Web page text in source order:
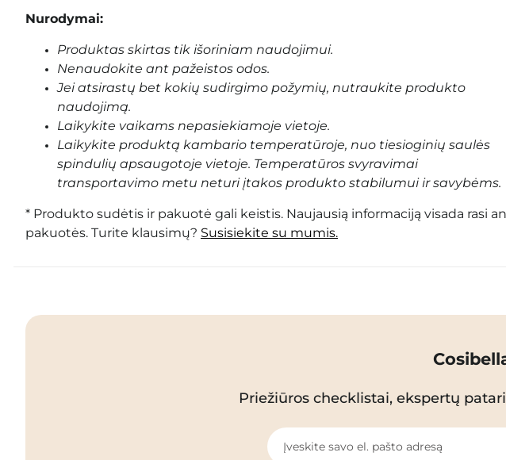
Nurodymai:
Produktas skirtas tik išoriniam naudojimui.
Nenaudokite ant pažeistos odos.
Jei atsirastų bet kokių sudirgimo požymių, nutraukite produkto
naudojimą.
Laikykite vaikams nepasiekiamoje vietoje.
Laikykite produktą kambario temperatūroje, nuo tiesioginių saulės
spindulių apsaugotoje vietoje. Temperatūros svyravimai
transportavimo metu neturi įtakos produkto stabilumui ir savybėms.
* Produkto sudėtis ir pakuotė gali keistis. Naujausią informaciją visada rasi
pakuotės. Turite klausimų? Susisiekite su mumis.
Priežiūros checklistai, ekspertų
Įveskite savo el. pašto adresą